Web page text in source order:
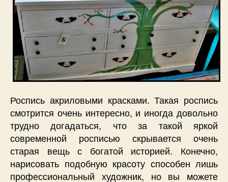
Роспись акриловыми красками. Такая роспись
смотрится очень интересно, и иногда довольно
трудно догадаться, что за такой яркой
современной росписью скрывается очень
старая вещь с богатой историей. Конечно,
нарисовать подобную красоту способен лишь
профессиональный художник, но вы можете